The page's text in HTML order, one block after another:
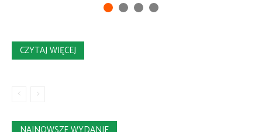
CZYTAJ WIĘCEJ